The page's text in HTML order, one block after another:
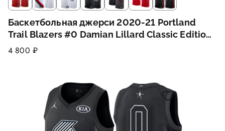
Баскетбольная джерси 2020-21 Portland
Trail Blazers #0 Damian Lillard Classic Edition
Red Swingman Jersey
4 800 ₽